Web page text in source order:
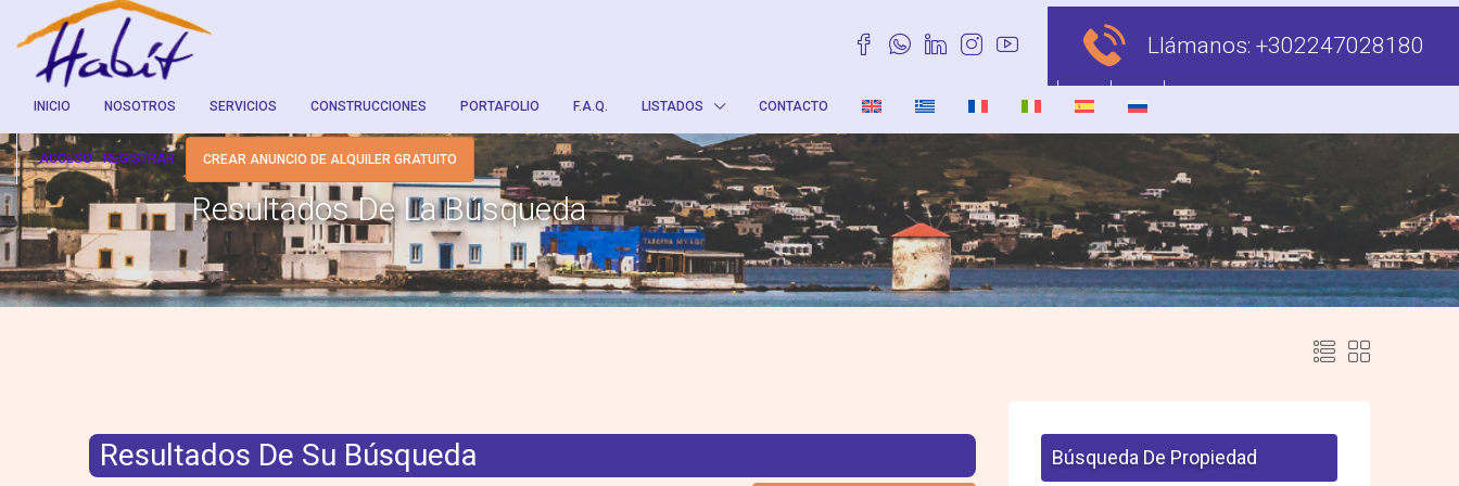
Llámanos: +302247028180
INICIO NOSOTROS SERVICIOS CONSTRUCCIONES PORTAFOLIO F.A.Q. LISTADOS CONTACTO
ACCESO REGISTRAR CREAR ANUNCIO DE ALQUILER GRATUITO
Resultados De La Búsqueda
Resultados De Su Búsqueda Búsqueda De Propiedad